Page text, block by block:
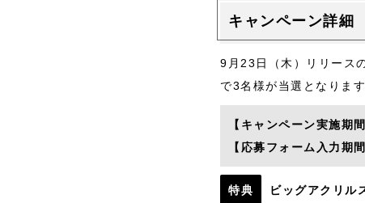
キャンペーン詳細
9月23日（木）リリース
で3名様が当選となります
【キャンペーン実施期間
【応募フォーム入力期間
特典 ビッグアクリル